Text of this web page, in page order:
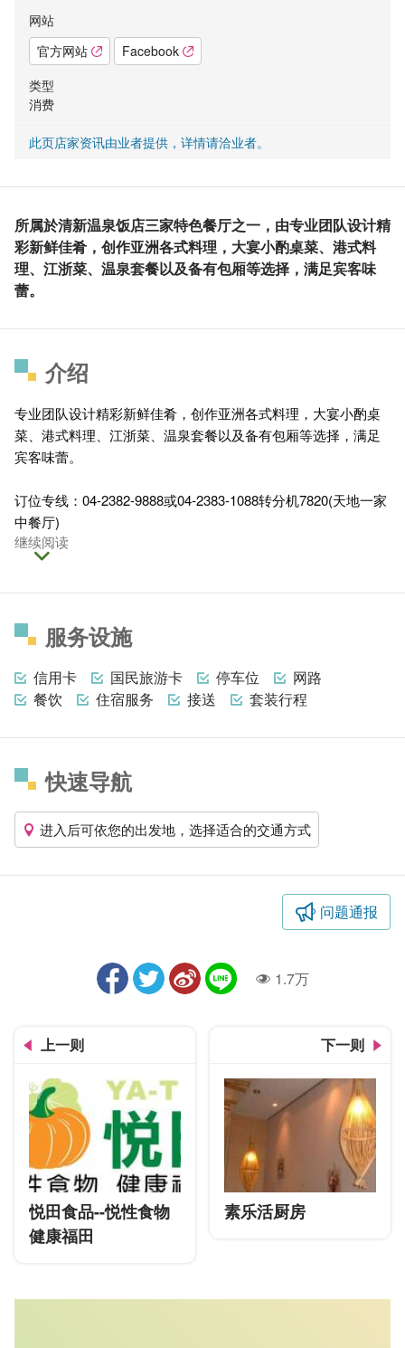
网站
官方网站
Facebook
类型
消费
此页店家资讯由业者提供，详情请洽业者。
所属於清新温泉饭店三家特色餐厅之一，由专业团队设计精
彩新鲜佳肴，创作亚洲各式料理，大宴小酌桌菜、港式料
理、江浙菜、温泉套餐以及备有包厢等选择，满足宾客味
蕾。
介绍
专业团队设计精彩新鲜佳肴，创作亚洲各式料理，大宴小酌桌
菜、港式料理、江浙菜、温泉套餐以及备有包厢等选择，满足
宾客味蕾。
订位专线：04-2382-9888或04-2383-1088转分机7820(天地一家
中餐厅)
继续阅读
服务设施
信用卡 国民旅游卡 停车位
网路
餐饮
住宿服务 接送 套装行程
快速导航
进入后可依您的出发地，选择适合的交通方式
问题通报
人气1.7万
上一则
悦田食品--悦性食物
健康福田
下一则
素乐活厨房